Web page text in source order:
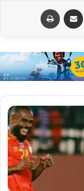
تيلقرام مشاركة عبر البريد